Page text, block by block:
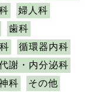
婦人科
歯科
循環器内科
謝・内分泌科
科 その他